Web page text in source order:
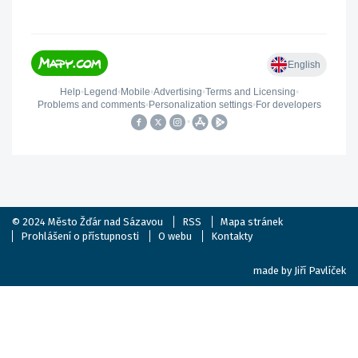
© 2024 Město Žďár nad Sázavou RSS
Mapa stránek
Prohlášení o přístupnosti
O webu Kontakty
made by Jiří Pavlíček